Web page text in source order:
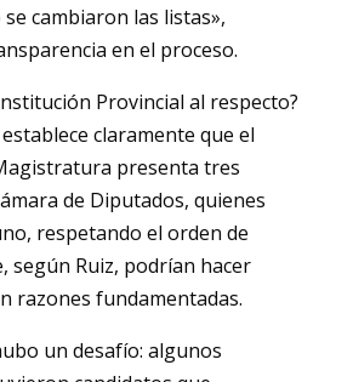
cambiaron las listas»,
en el proceso.
Provincial al respecto?
claramente que el
presenta tres
de Diputados, quienes
respetando el orden de
según Ruiz, podrían hacer
razones fundamentadas.
un desafío: algunos